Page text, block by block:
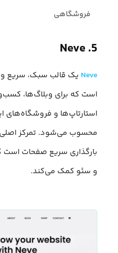
فروشگاهی
5. Neve
Neve یک قالب سبک، سریع و
است که برای وبلاگ‌ها،
استارتاپ‌ها و فروشگاه‌های
محسوب می‌شود. تمرکز اصلی
بارگذاری سریع صفحات است
و سئو کمک می‌کند.